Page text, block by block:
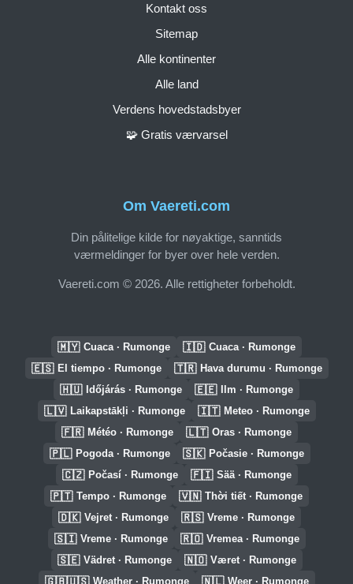
Om Vaereti.com
Din pålitelige kilde for nøyaktige, sanntids
værmeldinger for byer over hele verden.
Vaereti.com © 2026. Alle rettigheter forbeholdt.
Kontakt oss
Sitemap
Alle kontinenter
Alle land
Verdens hovedstadsbyer
🧩 Gratis værvarsel
🇲🇾 Cuaca · Rumonge 🇮🇩 Cuaca · Rumonge
🇪🇸 El tiempo · Rumonge 🇹🇷 Hava durumu · Rumonge
🇭🇺 Időjárás · Rumonge 🇪🇪 Ilm · Rumonge
🇱🇻 Laikapstākļi · Rumonge 🇮🇹 Meteo · Rumonge
🇫🇷 Météo · Rumonge 🇱🇹 Oras · Rumonge
🇵🇱 Pogoda · Rumonge 🇸🇰 Počasie · Rumonge
🇨🇿 Počasí · Rumonge 🇫🇮 Sää · Rumonge
🇵🇹 Tempo · Rumonge 🇻🇳 Thời tiết · Rumonge
🇩🇰 Vejret · Rumonge 🇷🇸 Vreme · Rumonge
🇸🇮 Vreme · Rumonge 🇷🇴 Vremea · Rumonge
🇸🇪 Vädret · Rumonge 🇳🇴 Været · Rumonge
🇬🇧🇺🇸 Weather · Rumonge 🇳🇱 Weer · Rumonge